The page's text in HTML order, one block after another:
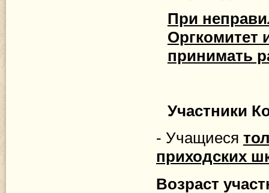
При
Оргкомитет
принимать
Участники
- Учащиеся
приходских
Возраст